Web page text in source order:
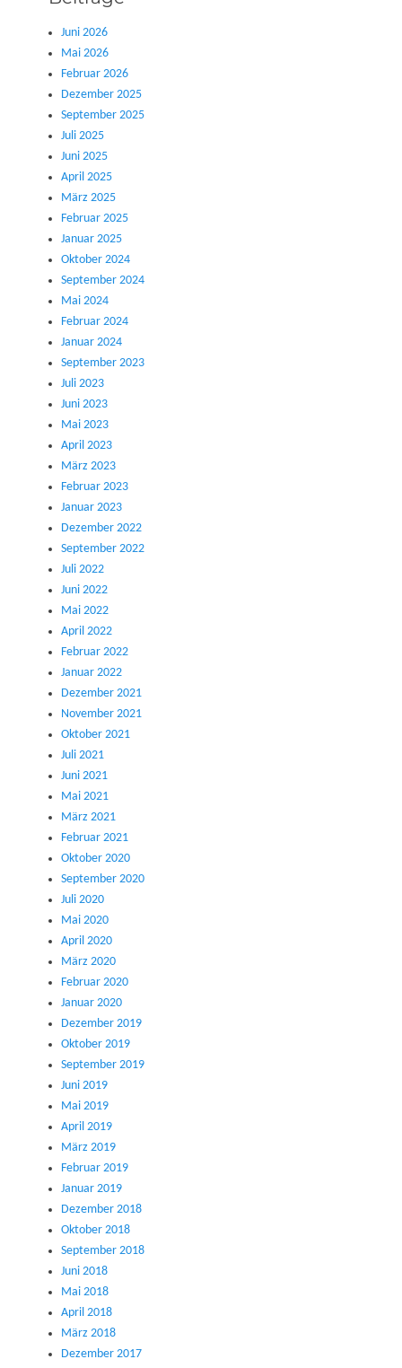
Juni 2026
Mai 2026
Februar 2026
Dezember 2025
September 2025
Juli 2025
Juni 2025
April 2025
März 2025
Februar 2025
Januar 2025
Oktober 2024
September 2024
Mai 2024
Februar 2024
Januar 2024
September 2023
Juli 2023
Juni 2023
Mai 2023
April 2023
März 2023
Februar 2023
Januar 2023
Dezember 2022
September 2022
Juli 2022
Juni 2022
Mai 2022
April 2022
Februar 2022
Januar 2022
Dezember 2021
November 2021
Oktober 2021
Juli 2021
Juni 2021
Mai 2021
März 2021
Februar 2021
Oktober 2020
September 2020
Juli 2020
Mai 2020
April 2020
März 2020
Februar 2020
Januar 2020
Dezember 2019
Oktober 2019
September 2019
Juni 2019
Mai 2019
April 2019
März 2019
Februar 2019
Januar 2019
Dezember 2018
Oktober 2018
September 2018
Juni 2018
Mai 2018
April 2018
März 2018
Dezember 2017